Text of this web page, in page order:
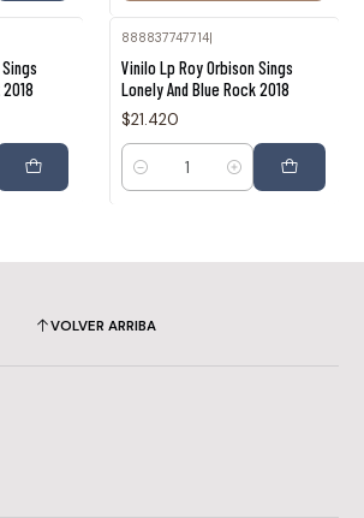
888837747714|
Vinilo Lp Roy Orbison Sings
Lonely And Blue Rock 2018
$21.420
Cantidad
VOLVER ARRIBA